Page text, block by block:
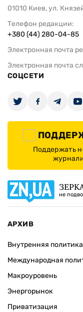
01010 Киев, ул.
Телефон редакции:
+380 (44) 280-04-85
Электронная почта
Электронная почта
СОЦСЕТИ
Поддержать
не
АРХИВ
Внутренняя политика
Международная
Макроуровень
Энергорынок
Приватизация